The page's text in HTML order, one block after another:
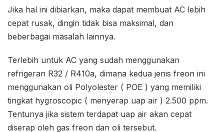
Jika hal ini dibiarkan, maka dapat membuat AC lebih
cepat rusak, dingin tidak bisa maksimal, dan
beberbagai masalah lainnya.
Terlebih untuk AC yang sudah menggunakan
refrigeran R32 / R410a, dimana kedua jenis freon ini
menggunakan oli Polyolester ( POE ) yang memiliki
tingkat hygroscopic ( menyerap uap air ) 2.500 ppm.
Tentunya jika sistem terdapat uap air akan cepat
diserap oleh gas freon dan oli tersebut.